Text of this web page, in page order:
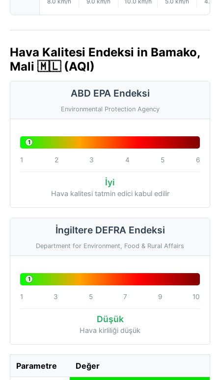
Hava Kalitesi Endeksi in Bamako,
Mali 🇲🇱 (AQI)
ABD EPA Endeksi
Environmental Protection Agency
1
1 2 3 4 5 6
İyi
Hava kalitesi tatmin edici kabul edilir
İngiltere DEFRA Endeksi
Department for Environment, Food & Rural Affairs
1
1 3 5 7 9 10
Düşük
Hava kirliliği düşük
Parametre Değer